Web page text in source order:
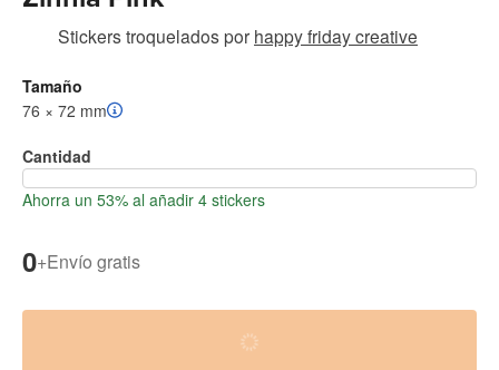
Stickers troqueladospor happy friday creative
Tamaño
76 × 72 mm
Cantidad
Ahorra un 53% al añadir 4 stickers
0+Envío gratis